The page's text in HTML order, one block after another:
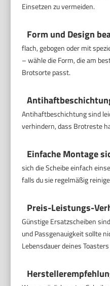
Einsetzen zu vermeiden.
Form und Design
flach, gebogen oder mit
– wähle die Form, die am
Brotsorte passt.
Antihaftbeschichtung sind
verhindern, dass Brotreste
Einfache Montage
sich die Scheibe einfach
falls du sie regelmäßig
Preis-Leistungs-
Günstige Ersatzscheiben
und Passgenauigkeit sollte
Lebensdauer deines